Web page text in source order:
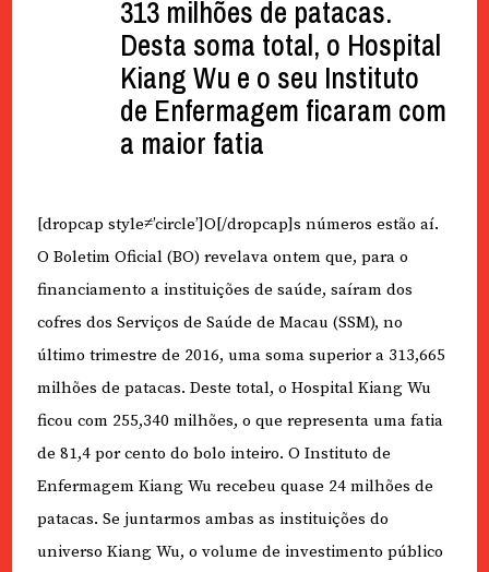
313 milhões de patacas.
Desta soma total, o Hospital
Kiang Wu e o seu Instituto
de Enfermagem ficaram com
a maior fatia
[dropcap style≠’circle’]O[/dropcap]s números estão aí.
O Boletim Oficial (BO) revelava ontem que, para o
financiamento a instituições de saúde, saíram dos
cofres dos Serviços de Saúde de Macau (SSM), no
último trimestre de 2016, uma soma superior a 313,665
milhões de patacas. Deste total, o Hospital Kiang Wu
ficou com 255,340 milhões, o que representa uma fatia
de 81,4 por cento do bolo inteiro. O Instituto de
Enfermagem Kiang Wu recebeu quase 24 milhões de
patacas. Se juntarmos ambas as instituições do
universo Kiang Wu, o volume de investimento público